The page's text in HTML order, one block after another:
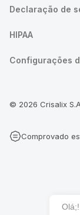
Declaração de
HIPAA
Configurações
© 2026 Crisalix
Comprovado